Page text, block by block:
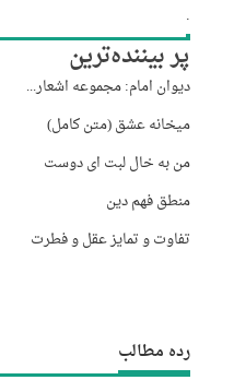
.
پر بیننده‌ترین
دیوان امام: مجموعه اشعار...
میخانه عشق (متن کامل)
من به خال لبت ای دوست
منطق فهم دین
تفاوت و تمایز عقل و فطرت
رده مطالب